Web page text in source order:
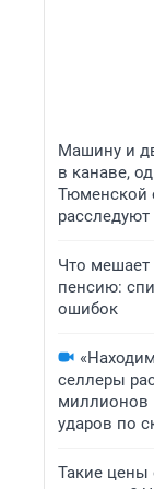
Машину и
в канаве,
Тюменской
Что мешает
пенсию:
ошибок
селлеры
миллионов
ударов по
Такие цены